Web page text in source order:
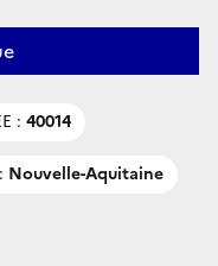
: 40014
Nouvelle-Aquitaine